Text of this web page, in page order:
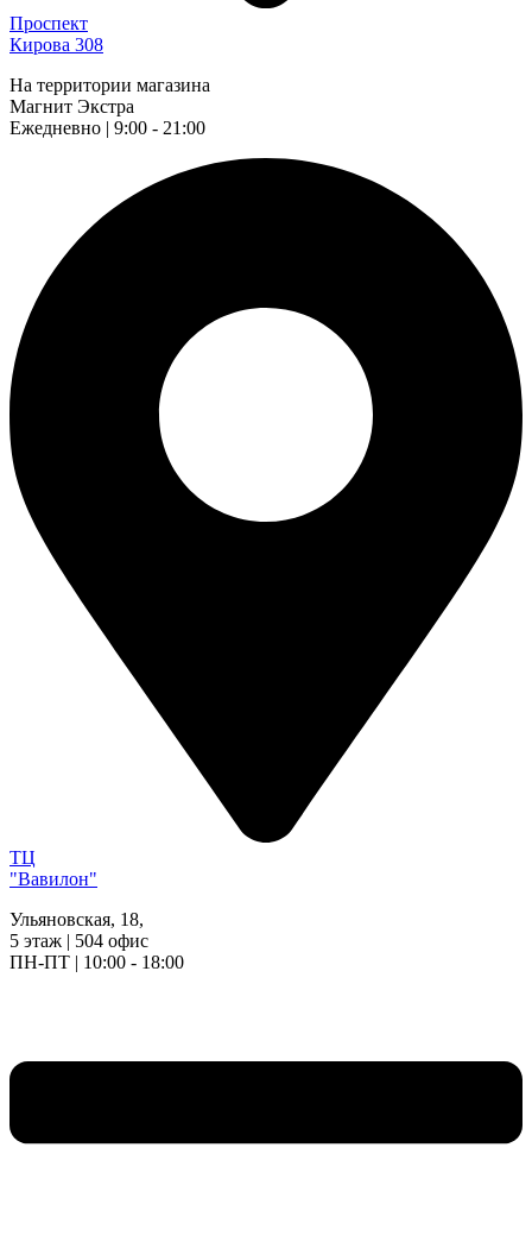
Проспект
Кирова 308
На территории магазина
Магнит Экстра
Ежедневно | 9:00 - 21:00
ТЦ
"Вавилон"
Ульяновская, 18,
5 этаж | 504 офис
ПН-ПТ | 10:00 - 18:00